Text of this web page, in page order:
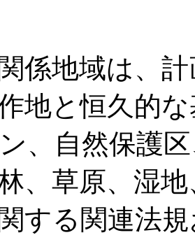
係地域は、
地と恒久的
、自然保護
、草原、湿
する関連法